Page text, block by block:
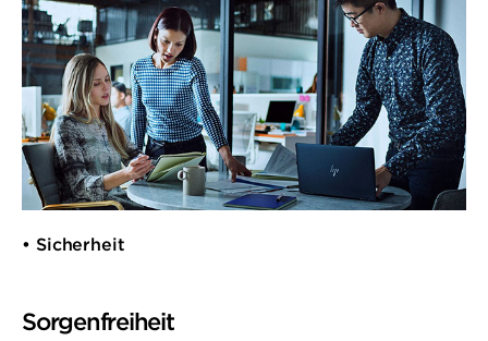
• Sicherheit
Sorgenfreiheit